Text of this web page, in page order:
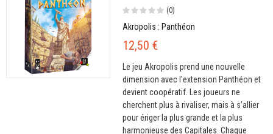
(0)
Akropolis : Panthéon
12,50 €
Le jeu Akropolis prend une nouvelle
dimension avec l'extension Panthéon et
devient coopératif. Les joueurs ne
cherchent plus à rivaliser, mais à s’allier
pour ériger la plus grande et la plus
harmonieuse des Capitales. Chaque